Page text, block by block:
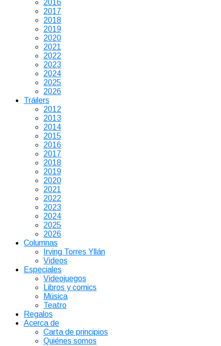
2016
2017
2018
2019
2020
2021
2022
2023
2024
2025
2026
Tráilers
2012
2013
2014
2015
2016
2017
2018
2019
2020
2021
2022
2023
2024
2025
2026
Columnas
Irving Torres Yllán
Videos
Especiales
Videojuegos
Libros y comics
Música
Teatro
Regalos
Acerca de
Carta de principios
Quiénes somos